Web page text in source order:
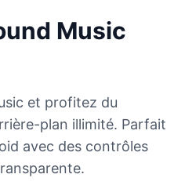
Music
et profitez du
plan illimité. Parfait
avec des contrôles